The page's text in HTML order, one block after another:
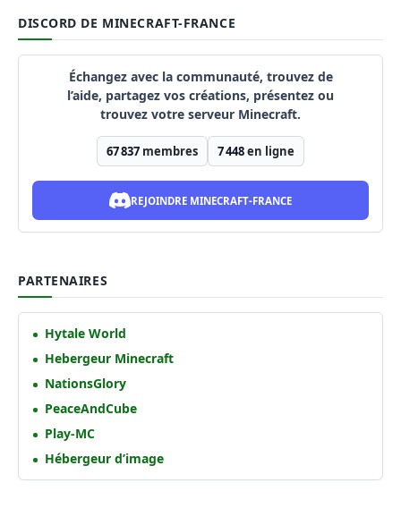
DISCORD DE MINECRAFT-FRANCE
Échangez avec la communauté, trouvez de
l’aide, partagez vos créations, présentez ou
trouvez votre serveur Minecraft.
67 837 membres 7 448en ligne
REJOINDRE MINECRAFT-FRANCE
PARTENAIRES
Hytale World
Hebergeur Minecraft
NationsGlory
PeaceAndCube
Play-MC
Hébergeur d’image